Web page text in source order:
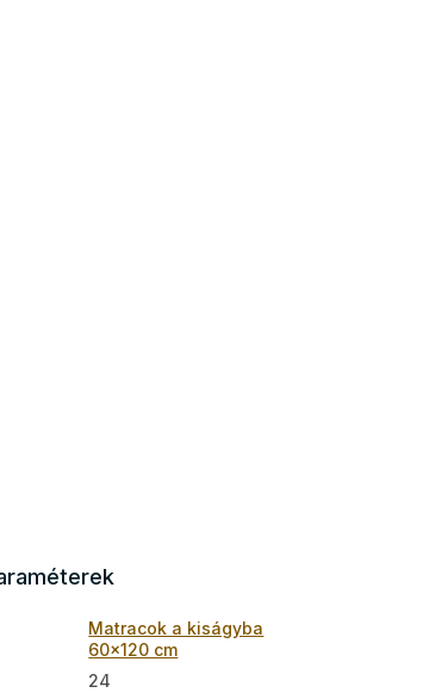
Matracok a kiságyba
60x120 cm
24